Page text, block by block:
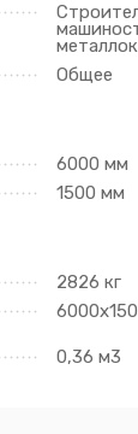
Общее
6000 мм
1500 мм
2826 кг
0,36 м3